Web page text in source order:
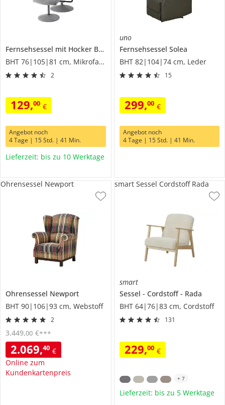
Fernsehsessel mit Hocker Bobetha
BHT 76|105|81 cm, Mikrofaser
2
129,00 €
Angebot noch
4 Tage | 15 Std. | 41 Min.
Lieferzeit: bis zu 10 Werktage
uno
Fernsehsessel Solea
BHT 82|104|74 cm, Leder
15
299,00 €
Angebot noch
4 Tage | 15 Std. | 41 Min.
Ohrensessel Newport
BHT 90|106|93 cm, Webstoff
2
2.069,40 €
Online zum
Kundenkartenpreis
3.449,00 €***
Ohrensessel Newport
smart
Sessel
Cordstoff
Rada
BHT 64|76|83 cm, Cordstoff
131
229,00 €
smart Sessel Cordstoff Rada
+ 7
Lieferzeit: bis zu 5 Werktage